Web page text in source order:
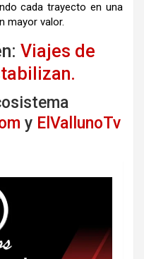
cada trayecto en una
mayor valor.
Viajes de
y ElVallunoTv